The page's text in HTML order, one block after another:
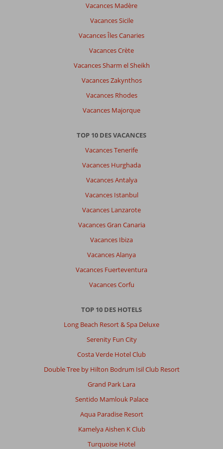
Vacances Madère
Vacances Sicile
Vacances Îles Canaries
Vacances Crète
Vacances Sharm el Sheikh
Vacances Zakynthos
Vacances Rhodes
Vacances Majorque
TOP 10 DES VACANCES
Vacances Tenerife
Vacances Hurghada
Vacances Antalya
Vacances Istanbul
Vacances Lanzarote
Vacances Gran Canaria
Vacances Ibiza
Vacances Alanya
Vacances Fuerteventura
Vacances Corfu
TOP 10 DES HOTELS
Long Beach Resort & Spa Deluxe
Serenity Fun City
Costa Verde Hotel Club
Double Tree by Hilton Bodrum Isil Club Resort
Grand Park Lara
Sentido Mamlouk Palace
Aqua Paradise Resort
Kamelya Aishen K Club
Turquoise Hotel